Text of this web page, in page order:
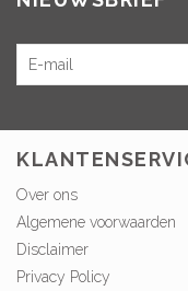
Over ons
Algemene voorwaarden
Disclaimer
Privacy Policy